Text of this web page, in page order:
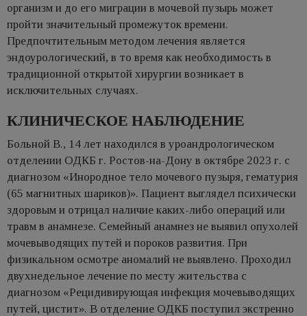
организм и до его миграции в мочевой пузырь может
пройти значительный промежуток времени.
Предпочтительным методом лечения является
эндоурологический, в то время как необходимость в
традиционной открытой хирургии возникает в
исключительных случаях.
КЛИНИЧЕСКОЕ НАБЛЮДЕНИЕ
Больной В., 14 лет находился в уроандрологическом
отделении ОДКБ г. Ростов-на-Дону в октябре 2023 г. с
диагнозом «Инородное тело мочевого пузыря, гематурия
(65 магнитных шариков)». Пациент выглядел психически
здоровым и отрицал наличие каких-либо операций или
травм в анамнезе. Семейный анамнез не выявил опухолей
мочевыводящих путей и пороков развития. При
физикальном осмотре аномалий не выявлено. Проходил
двухнедельное лечение по месту жительства с
диагнозом «Рецидивирующая инфекция мочевыводящих
путей, цистит». В отделение ОДКБ поступил экстренно